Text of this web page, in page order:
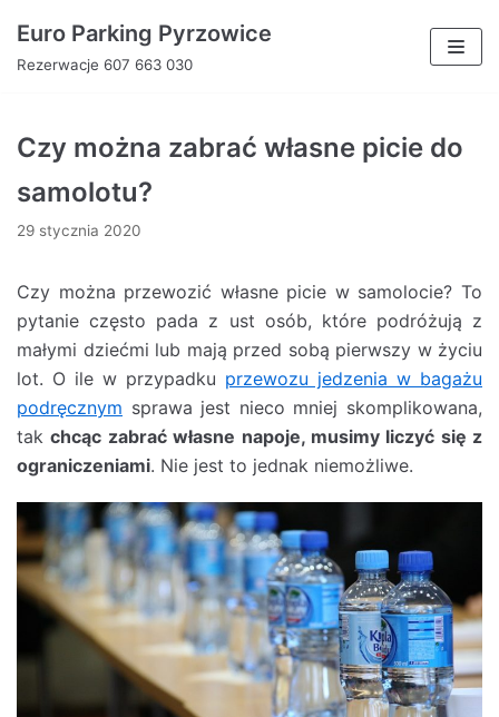
Skocz
Euro Parking Pyrzowice
Rezerwacje 607 663 030
Czy można zabrać własne picie do
samolotu?
29 stycznia 2020
Czy można przewozić własne picie w samolocie? To
pytanie często pada z ust osób, które podróżują z
małymi dziećmi lub mają przed sobą pierwszy w życiu
lot. O ile w przypadku przewozu jedzenia w bagażu
podręcznym sprawa jest nieco mniej skomplikowana,
takchcąc zabrać własne napoje, musimy liczyć się z
ograniczeniami. Nie jest to jednak niemożliwe.